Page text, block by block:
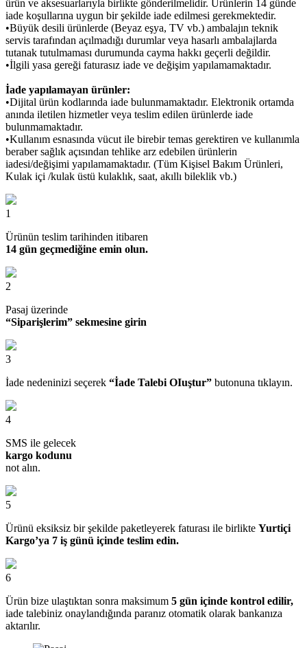
ürün ve aksesuarlarıyla birlikte gönderilmelidir. Ürünlerin 14 günde
iade koşullarına uygun bir şekilde iade edilmesi gerekmektedir.
•Büyük desili ürünlerde (Beyaz eşya, TV vb.) ambalajın teknik
servis tarafından açılmadığı durumlar veya hasarlı ambalajlarda
tutanak tutulmaması durumunda cayma hakkı geçerli değildir.
•İlgili yasa gereği faturasız iade ve değişim yapılamamaktadır.
İade yapılamayan ürünler:
•Dijital ürün kodlarında iade bulunmamaktadır. Elektronik ortamda
anında iletilen hizmetler veya teslim edilen ürünlerde iade
bulunmamaktadır.
•Kullanım esnasında vücut ile birebir temas gerektiren ve kullanımla
beraber sağlık açısından tehlike arz edebilen ürünlerin
iadesi/değişimi yapılamamaktadır. (Tüm Kişisel Bakım Ürünleri,
Kulak içi /kulak üstü kulaklık, saat, akıllı bileklik vb.)
1
Ürünün teslim tarihinden itibaren
14 gün geçmediğine emin olun.
2
Pasaj üzerinde
“Siparişlerim” sekmesine girin
3
İade nedeninizi seçerek “İade Talebi OIuştur” butonuna tıklayın.
4
SMS ile gelecek
kargo kodunu
not alın.
5
Ürünü eksiksiz bir şekilde paketleyerek faturası ile birlikte Yurtiçi
Kargo’ya 7 iş günü içinde teslim edin.
6
Ürün bize ulaştıktan sonra maksimum 5 gün içinde kontrol edilir,
iade talebiniz onaylandığında paranız otomatik olarak bankanıza
aktarılır.